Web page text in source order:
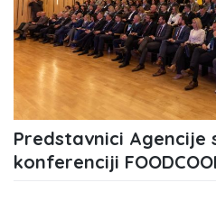
Predstavnici Agencije
konferenciji